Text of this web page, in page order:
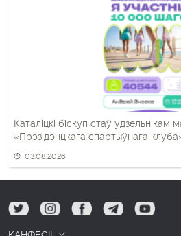
Каталіцкі біскуп стаў удзельнікам
«Прэзідэнцкага спартыўнага
03.08.2026
tw ig fb tg yt